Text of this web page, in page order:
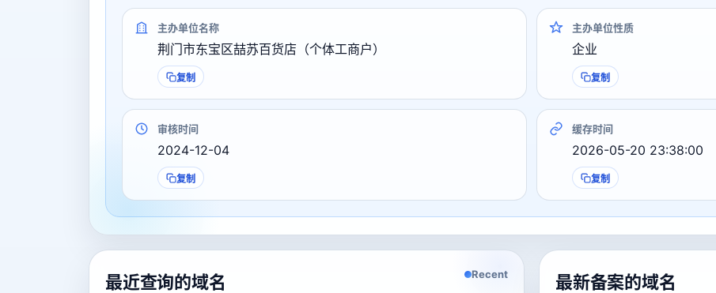
主办单位名称
荆门市东宝区喆苏百货店（个体工商户）
复制
主办单位性质
企业
复制
审核时间
2024-12-04
复制
缓存时间
2026-05-20 23:38:00
复制
最近查询的域名 Recent 最新备案的域名